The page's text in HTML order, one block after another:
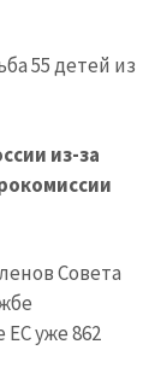
55 детей из
из-за
Совета
уже 862